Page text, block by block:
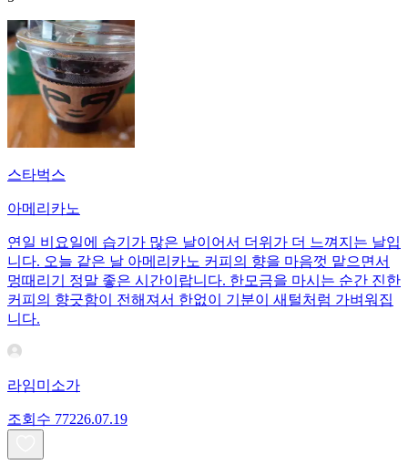
스타벅스
아메리카노
연일 비요일에 습기가 많은 날이어서 더위가 더 느껴지는 날입
니다. 오늘 같은 날 아메리카노 커피의 향을 마음껏 맡으면서
멍때리기 정말 좋은 시간이랍니다. 한모금을 마시는 순간 진한
커피의 향긋함이 전해져서 한없이 기분이 새털처럼 가벼워집
니다.
라임미소가
조회수 77226.07.19